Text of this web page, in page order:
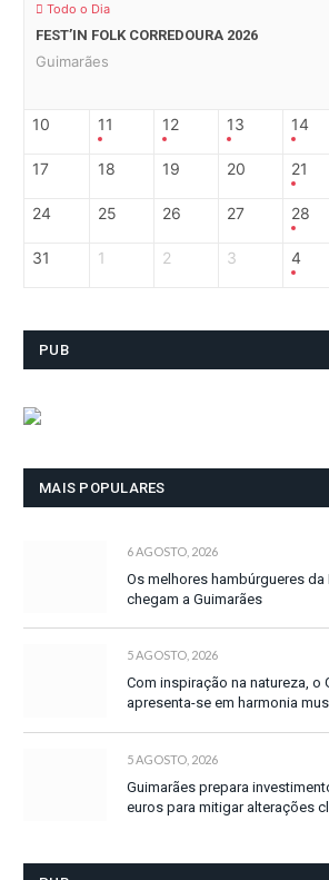
Todo o Dia
FEST’IN FOLK CORREDOURA 2026
Guimarães
10 11 12 13 14
17 18 19 20 21
24 25 26 27 28
31 1 2 3 4
PUB
MAIS POPULARES
6 AGOSTO, 2026
Os melhores hambúrgueres da
chegam a Guimarães
5 AGOSTO, 2026
Com inspiração na natureza, o
apresenta-se em harmonia
5 AGOSTO, 2026
Guimarães prepara
euros para mitigar alterações